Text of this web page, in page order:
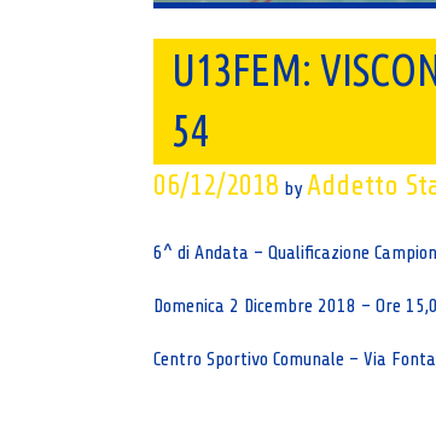
U13FEM:
54
06/12/2018 by Addetto
6^ di Andata – Qualificazione
Domenica 2 Dicembre 2018 – Ore
Centro Sportivo Comunale – Via